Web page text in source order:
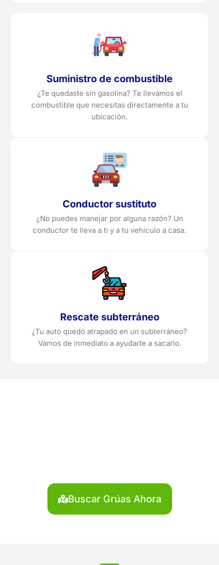
Suministro de combustible
¿Te quedaste sin gasolina? Te llevamos el
combustible que necesitas directamente a tu
ubicación.
Conductor sustituto
¿No puedes manejar por alguna razón? Un
conductor te lleva a ti y a tu vehículo a casa.
Rescate subterráneo
¿Tu auto quedó atrapado en un subterráneo?
Vamos de inmediato a ayudarte a sacarlo.
Buscar Grúas Ahora